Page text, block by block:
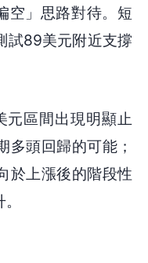
空」思路對待。短
試89美元附近支撐
區間出現明顯止
多頭回歸的可能；
於上漲後的階段性